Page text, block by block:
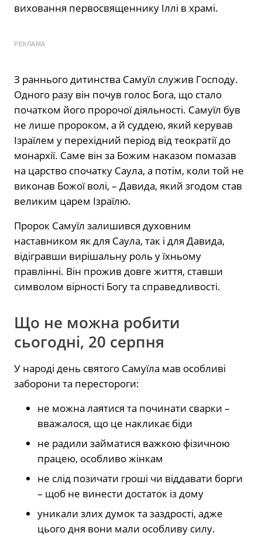
виховання первосвященнику Іллі в храмі.
РЕКЛАМА
З раннього дитинства Самуїл служив Господу.
Одного разу він почув голос Бога, що стало
початком його пророчої діяльності. Самуїл був
не лише пророком, а й суддею, який керував
Ізраїлем у перехідний період від теократії до
монархії. Саме він за Божим наказом помазав
на царство спочатку Саула, а потім, коли той не
виконав Божої волі, – Давида, який згодом став
великим царем Ізраїлю.
Пророк Самуїл залишився духовним
наставником як для Саула, так і для Давида,
відігравши вирішальну роль у їхньому
правлінні. Він прожив довге життя, ставши
символом вірності Богу та справедливості.
Що не можна робити
сьогодні, 20 серпня
У народі день святого Самуїла мав особливі
заборони та перестороги:
не можна лаятися та починати сварки –
вважалося, що це накликає біди
не радили займатися важкою фізичною
працею, особливо жінкам
не слід позичати гроші чи віддавати борги
– щоб не винести достаток із дому
уникали злих думок та заздрості, адже
цього дня вони мали особливу силу.